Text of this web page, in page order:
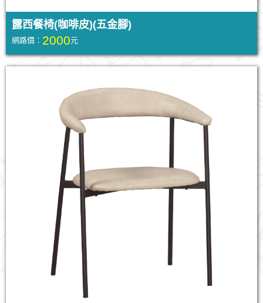
露西餐椅(咖啡皮)(五金腳)
網路價： 2000元